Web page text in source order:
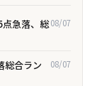
急落、総08/07
総合ラン
08/07